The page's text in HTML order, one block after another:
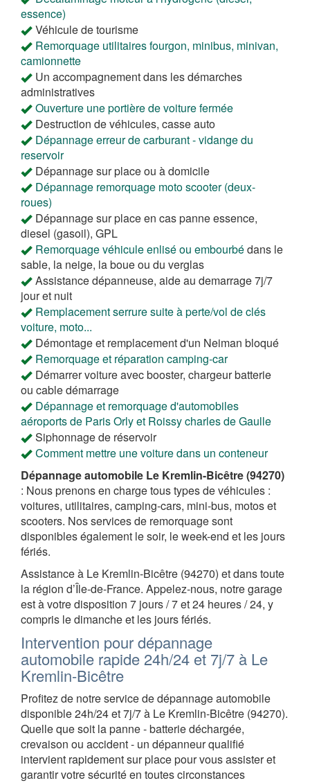
essence)
Véhicule de tourisme
Remorquage utilitaires fourgon, minibus, minivan,
camionnette
Un accompagnement dans les démarches
administratives
Ouverture une portière de voiture fermée
Destruction de véhicules, casse auto
Dépannage erreur de carburant - vidange du
reservoir
Dépannage sur place ou à domicile
Dépannage remorquage moto scooter (deux-
roues)
Dépannage sur place en cas panne essence,
diesel (gasoil), GPL
Remorquage véhicule enlisé ou embourbédans le
sable, la neige, la boue ou du verglas
Assistance dépanneuse, aide au demarrage 7j/7
jour et nuit
Remplacement serrure suite à perte/vol de clés
voiture, moto...
Démontage et remplacement d'un Neiman bloqué
Remorquage et réparation camping-car
Démarrer voiture avec booster, chargeur batterie
ou cable démarrage
Dépannage et remorquage d'automobiles
aéroports de Paris Orly et Roissy charles de Gaulle
Siphonnage de réservoir
Comment mettre une voiture dans un conteneur
Dépannage automobile Le Kremlin-Bicêtre (94270)
: Nous prenons en charge tous types de véhicules :
voitures, utilitaires, camping-cars, mini-bus, motos et
scooters. Nos services de remorquage sont
disponibles également le soir, le week-end et les jours
fériés.
Assistance à Le Kremlin-Bicêtre (94270) et dans toute
la région d’Île-de-France. Appelez-nous, notre garage
est à votre disposition 7 jours / 7 et 24 heures / 24, y
compris le dimanche et les jours fériés.
Intervention pour dépannage
automobile rapide 24h/24 et 7j/7 à Le
Kremlin-Bicêtre
Profitez de notre service de dépannage automobile
disponible 24h/24 et 7j/7 à Le Kremlin-Bicêtre (94270).
Quelle que soit la panne - batterie déchargée,
crevaison ou accident - un dépanneur qualifié
intervient rapidement sur place pour vous assister et
garantir votre sécurité en toutes circonstances